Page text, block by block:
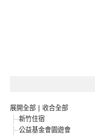
展開全部 | 收合全部
新竹住宿
公益基金會園遊會